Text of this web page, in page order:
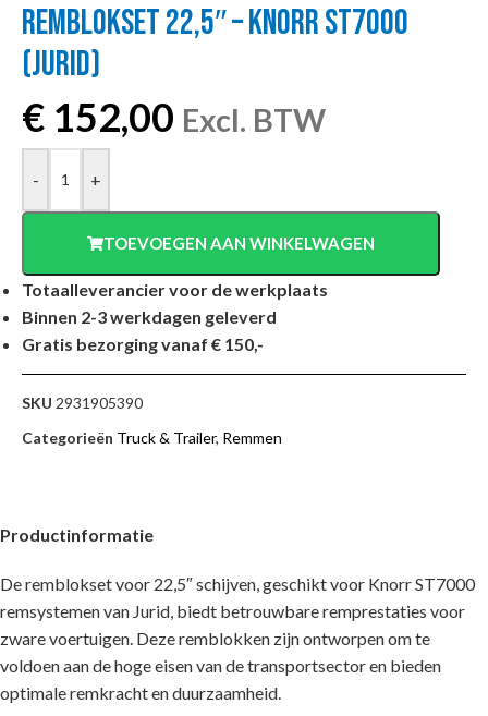
REMBLOKSET 22,5″ – KNORR ST7000
(JURID)
€ 152,00 Excl. BTW
- +
TOEVOEGEN AAN WINKELWAGEN
Totaalleverancier voor de werkplaats
Binnen 2-3 werkdagen geleverd
Gratis bezorging vanaf € 150,-
SKU 2931905390
Categorieën Truck & Trailer, Remmen
Productinformatie
De remblokset voor 22,5″ schijven, geschikt voor Knorr ST7000
remsystemen van Jurid, biedt betrouwbare remprestaties voor
zware voertuigen. Deze remblokken zijn ontworpen om te
voldoen aan de hoge eisen van de transportsector en bieden
optimale remkracht en duurzaamheid.